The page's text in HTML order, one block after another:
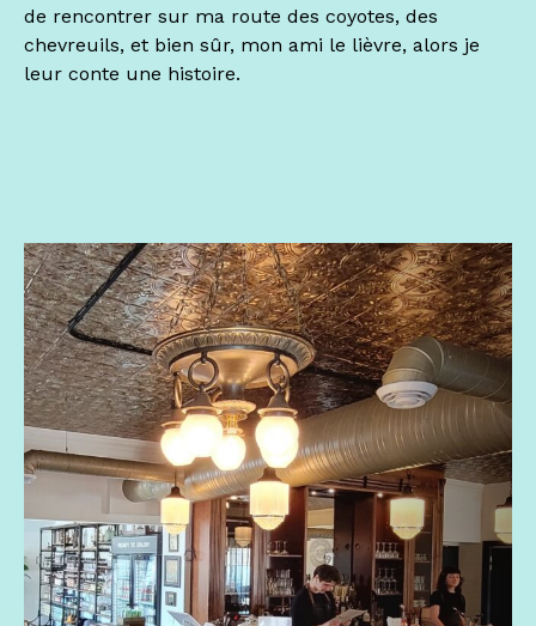
de rencontrer sur ma route des coyotes, des
chevreuils, et bien sûr, mon ami le lièvre, alors je
leur conte une histoire.